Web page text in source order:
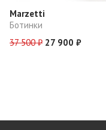
Marzetti
Ботинки
37 500 ₽ 27 900 ₽